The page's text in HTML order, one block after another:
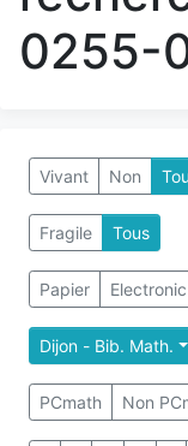
0255-
Vivant Non
Fragile Tous
Papier Electronic
Dijon - Bib. Math.
PCmath Non